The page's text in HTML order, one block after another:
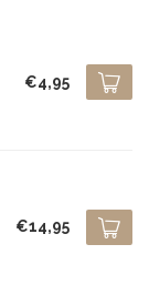
€4,95
€14,95